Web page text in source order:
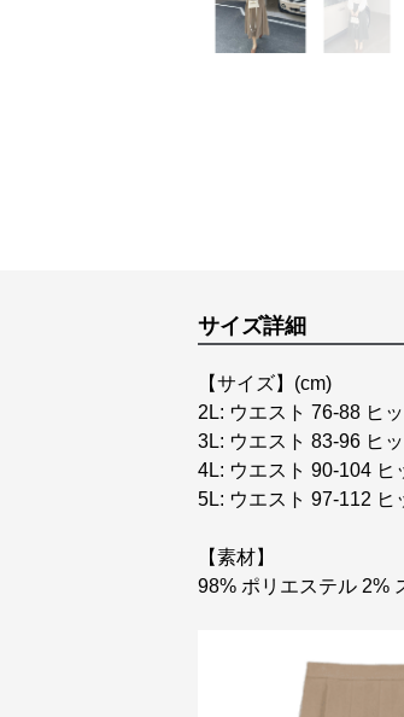
サイズ詳細
【サイズ】(cm)
2L: ウエスト 76-88 ヒ
3L: ウエスト 83-96 ヒ
4L: ウエスト 90-104 ヒ
5L: ウエスト 97-112 ヒ
【素材】
98% ポリエステル 2%